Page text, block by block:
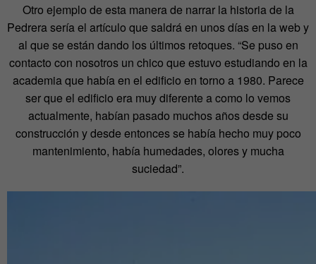
Otro ejemplo de esta manera de narrar la historia de la
Pedrera sería el artículo que saldrá en unos días en la web y
al que se están dando los últimos retoques. “Se puso en
contacto con nosotros un chico que estuvo estudiando en la
academia que había en el edificio en torno a 1980. Parece
ser que el edificio era muy diferente a como lo vemos
actualmente, habían pasado muchos años desde su
construcción y desde entonces se había hecho muy poco
mantenimiento, había humedades, olores y mucha
suciedad”.